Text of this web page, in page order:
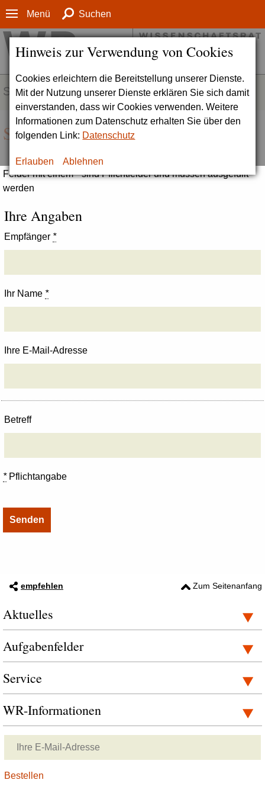
Hinweis zur Verwendung von Cookies
Cookies erleichtern die Bereitstellung unserer Dienste.
Mit der Nutzung unserer Dienste erklären Sie sich damit
einverstanden, dass wir Cookies verwenden. Weitere
Informationen zum Datenschutz erhalten Sie über den
folgenden Link: Datenschutz
Erlauben Ablehnen
Menü Suchen
SERVICE
Seite empfehlen
Felder mit einem * sind Pflichtfelder und müssen ausgefüllt
werden
Ihre Angaben
Empfänger *
Ihr Name *
Ihre E-Mail-Adresse
Betreff
*Pflichtangabe
empfehlen Zum Seitenanfang
Aktuelles
Aufgabenfelder
Service
WR-Informationen